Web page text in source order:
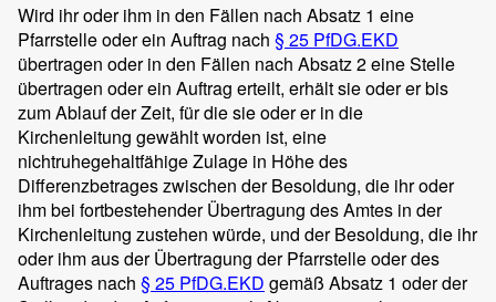
Wird ihr oder ihm in den Fällen nach Absatz 1 eine
Pfarrstelle oder ein Auftrag nach § 25 PfDG.EKD
übertragen oder in den Fällen nach Absatz 2 eine Stelle
übertragen oder ein Auftrag erteilt, erhält sie oder er bis
zum Ablauf der Zeit, für die sie oder er in die
Kirchenleitung gewählt worden ist, eine
nichtruhegehaltfähige Zulage in Höhe des
Differenzbetrages zwischen der Besoldung, die ihr oder
ihm bei fortbestehender Übertragung des Amtes in der
Kirchenleitung zustehen würde, und der Besoldung, die ihr
oder ihm aus der Übertragung der Pfarrstelle oder des
Auftrages nach § 25 PfDG.EKD gemäß Absatz 1 oder der